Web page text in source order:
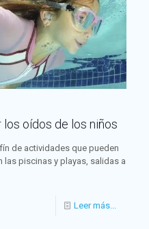
oídos de los niños
de actividades que pueden
piscinas y playas, salidas a
Leer más...